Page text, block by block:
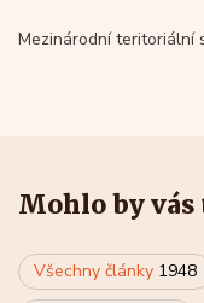
Mezinárodní teritoriální
Mohlo by
Všechny články 1948